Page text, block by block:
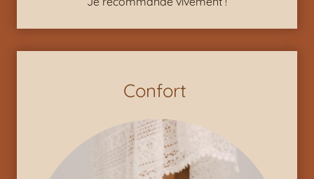
Confort